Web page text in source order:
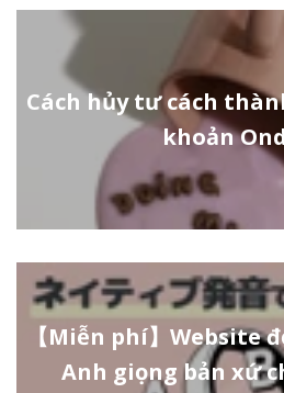
Cách hủy tư cách
khoản
【Miễn phí】Website
Anh giọng bản xứ